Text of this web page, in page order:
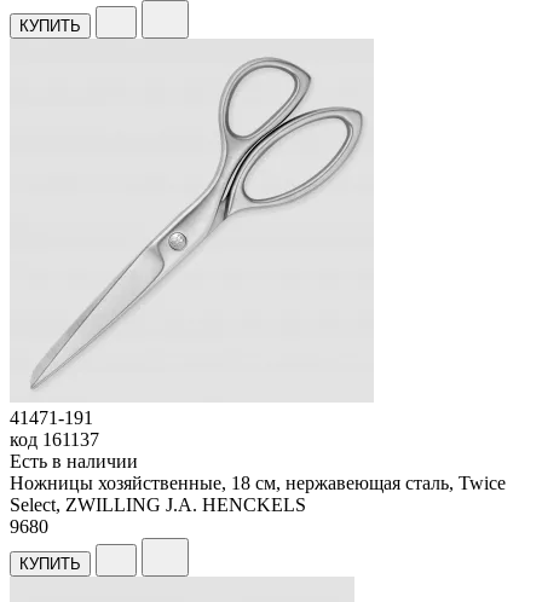
КУПИТЬ
41471-191
код 161137
Есть в наличии
Ножницы хозяйственные, 18 см, нержавеющая сталь, Twice
Select, ZWILLING J.A. HENCKELS
9680
КУПИТЬ